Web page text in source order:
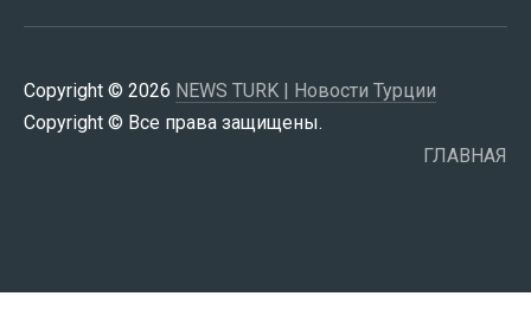
Copyright © 2026 NEWS TURK | Новости Турции
Copyright © Все права защищены.
ГЛАВНАЯ